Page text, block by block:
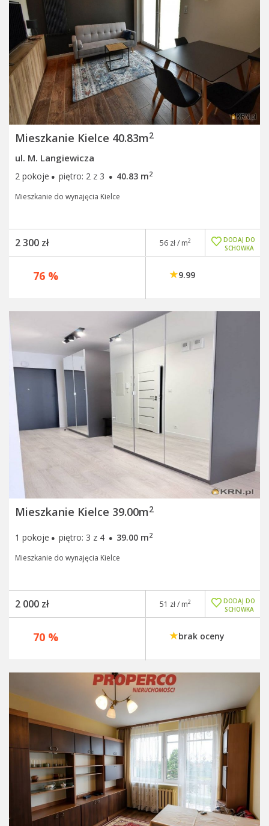
Mieszkanie Kielce 40.83m2
ul. M. Langiewicza
2 pokoje · piętro: 2 z 3 · 40.83 m2
Mieszkanie do wynajęcia Kielce
2 300 zł
DODAJ DO
SCHOWKA
56 zł / m2
76 % 9.99
Mieszkanie Kielce 39.00m2
1 pokoje · piętro: 3 z 4 · 39.00 m2
Mieszkanie do wynajęcia Kielce
2 000 zł
DODAJ DO
SCHOWKA
51 zł / m2
70 % brak oceny